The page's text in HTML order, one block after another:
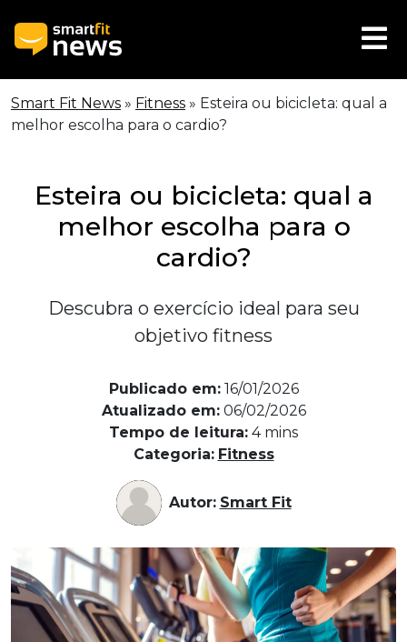
Smart Fit News » Fitness » Esteira ou bicicleta: qual a
melhor escolha para o cardio?
Esteira ou bicicleta: qual a
melhor escolha para o
cardio?
Descubra o exercício ideal para seu
objetivo fitness
Publicado em: 16/01/2026
Atualizado em: 06/02/2026
Tempo de leitura: 4 mins
Categoria: Fitness
Autor: Smart Fit